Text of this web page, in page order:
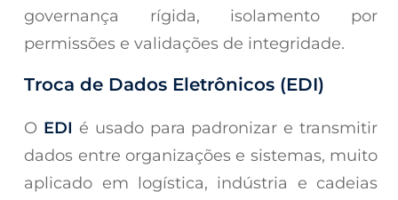
governança rígida, isolamento por
permissões e validações de integridade.
Troca de Dados Eletrônicos (EDI)
O EDI é usado para padronizar e transmitir
dados entre organizações e sistemas, muito
aplicado em logística, indústria e cadeias